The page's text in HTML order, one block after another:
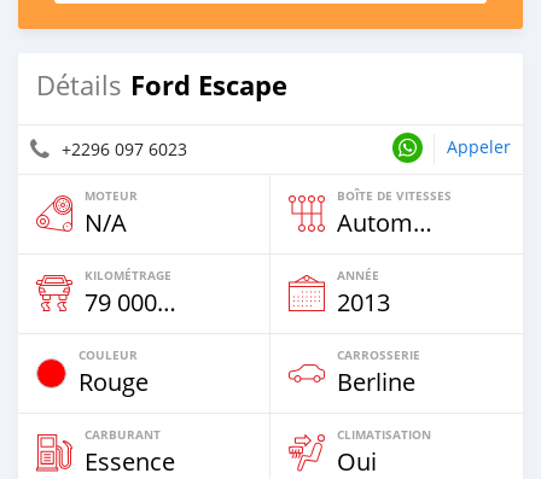
Détails Ford Escape
+2296 097 6023 Appeler
MOTEUR
N/A
BOÎTE DE VITESSES
Automatique
KILOMÉTRAGE
79 000 Km
ANNÉE
2013
COULEUR
Rouge
CARROSSERIE
Berline
CARBURANT
Essence
CLIMATISATION
Oui